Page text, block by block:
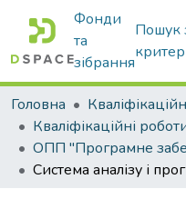
Фонди
та
зібрання
Пошук
Головна